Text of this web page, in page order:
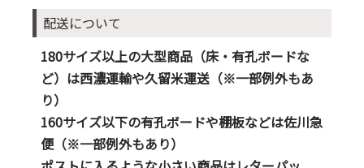
配送について
180サイズ以上の大型商品（床・有孔ボードな
ど）は西濃運輸や久留米運送（※一部例外もあ
り）
160サイズ以下の有孔ボードや棚板などは佐川急
便（※一部例外もあり）